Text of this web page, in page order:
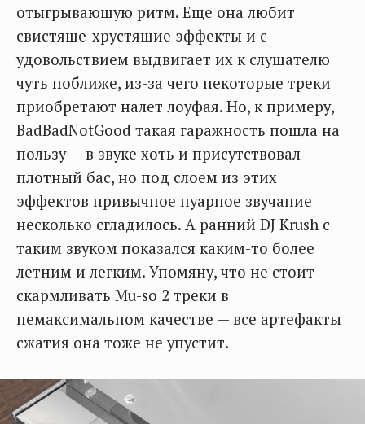
отыгрывающую ритм. Еще она любит
свистяще-хрустящие эффекты и с
удовольствием выдвигает их к слушателю
чуть поближе, из-за чего некоторые треки
приобретают налет лоуфая. Но, к примеру,
BadBadNotGood такая гаражность пошла на
пользу — в звуке хоть и присутствовал
плотный бас, но под слоем из этих
эффектов привычное нуарное звучание
несколько сгладилось. А ранний DJ Krush с
таким звуком показался каким-то более
летним и легким. Упомяну, что не стоит
скармливать Mu-so 2 треки в
немаксимальном качестве — все артефакты
сжатия она тоже не упустит.